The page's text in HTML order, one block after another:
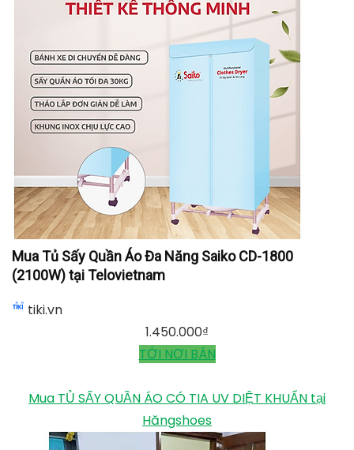
trước khi cho vào tủ sấy và chọn chức năng sấy cho
Giá tham khảo: 1.050.000 VNĐ.
3. Sản phẩm tủ sấy quần áo Panasonic – 6868
Sản phẩm tiếp theo của Panasonic không thể không
nhắc đếntủ sấy quần áo Panasonic 6868. Đây là loại
máy sấy 2 ngăn có điều khiển từ xa an toàn và tiện lợi
cho người sử dụng. Công suất hoạt động mạnh mẽ từ
1200W đến 1500W đủ sấy 15kg quần áo trong một lần
giặt.
Sản phẩm này rất tiện lợi khi không gây tiếng ồn mà
rất nhẹ nhàng. Công nghệ sấy 360 độ, quần áo khô
trường, sản phẩm này có thể tiết kiệm năng lượng
lên đến 50%. Tất cả các sản phẩm này hiện đang
được bảo hành lên đến 2 năm.